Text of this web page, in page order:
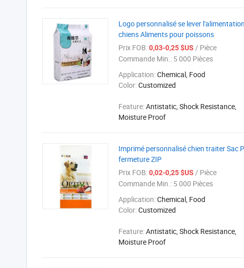
Logo personnalisé se lever
chiens Aliments pour poissons
Prix FOB:0,03-0,25 $US / Pièce
Commande Min.: 5 000 Pièces
Application:Chemical, Food
Color:Customized
Feature:Antistatic, Shock Resistance,
Moisture Proof
Imprimé personnalisé chien traiter Sac
fermeture ZIP
Prix FOB:0,02-0,25 $US / Pièce
Commande Min.: 5 000 Pièces
Application:Chemical, Food
Color:Customized
Feature:Antistatic, Shock Resistance,
Moisture Proof